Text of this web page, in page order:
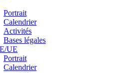
Portrait
Calendrier
Activités
Bases légales
UE
Portrait
Calendrier